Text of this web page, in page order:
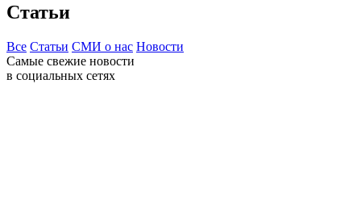
Статьи
Все Статьи СМИ о нас Новости
Самые свежие новости
в социальных сетях